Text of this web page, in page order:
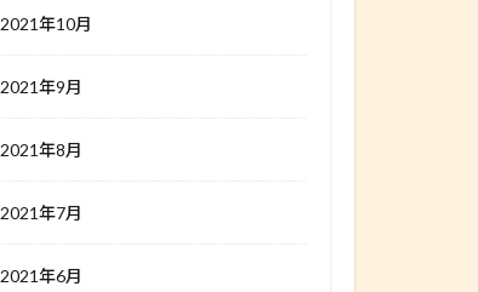
2021年10月
2021年9月
2021年8月
2021年7月
2021年6月